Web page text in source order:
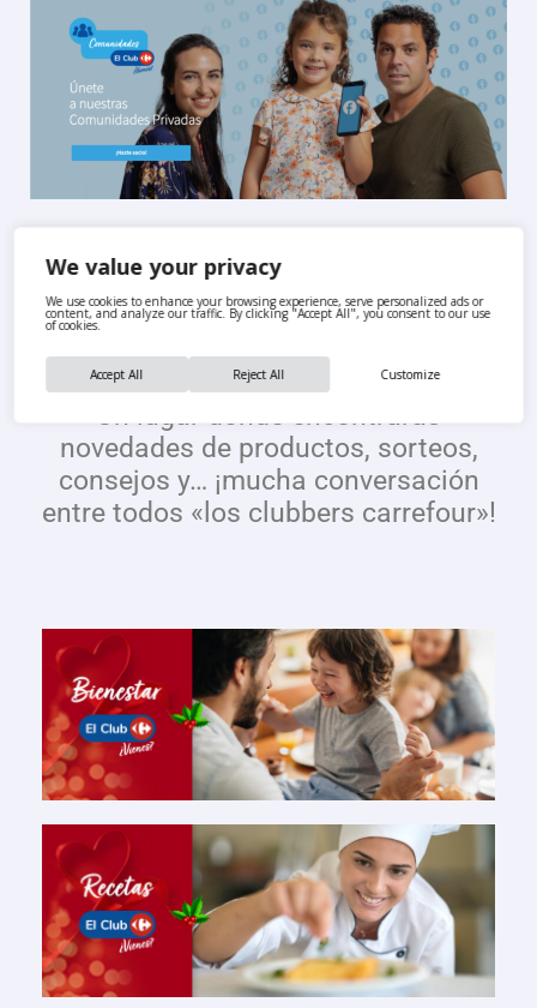
We value your privacy
We use cookies to enhance your browsing experience, serve personalized ads or
content, and analyze our traffic. By clicking "Accept All", you consent to our use
of cookies.
Customize
Reject All
Accept All
Elige La Comunidad que
más te guste
Un lugar donde encontrarás
novedades de productos, sorteos,
consejos y… ¡mucha conversación
entre todos «los clubbers carrefour»!